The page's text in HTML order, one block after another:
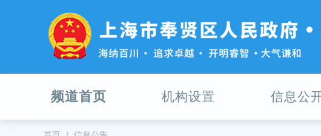
到
频道首页 机构设置 信息公